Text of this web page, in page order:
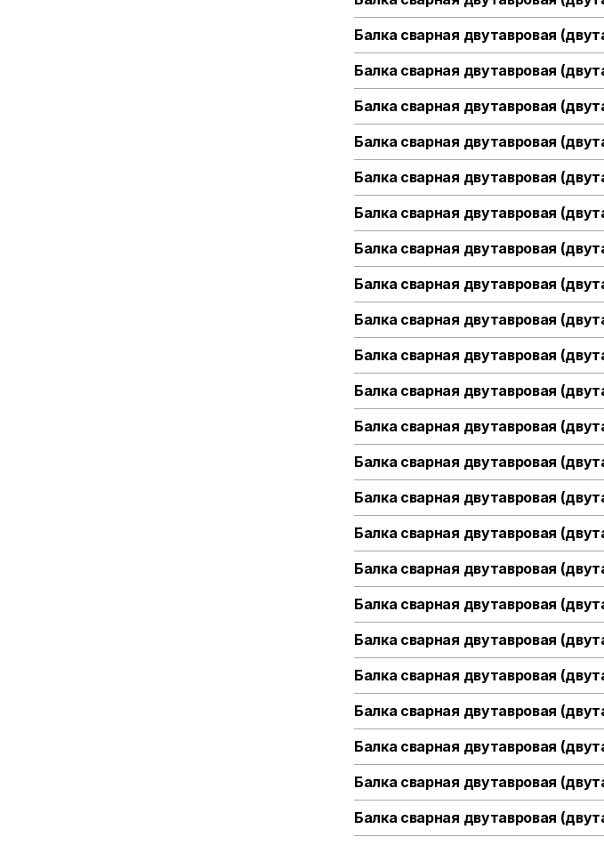
Балка сварная двутавровая
Балка сварная двутавровая
Балка сварная двутавровая
Балка сварная двутавровая
Балка сварная двутавровая
Балка сварная двутавровая
Балка сварная двутавровая
Балка сварная двутавровая
Балка сварная двутавровая
Балка сварная двутавровая
Балка сварная двутавровая
Балка сварная двутавровая
Балка сварная двутавровая
Балка сварная двутавровая
Балка сварная двутавровая
Балка сварная двутавровая
Балка сварная двутавровая
Балка сварная двутавровая
Балка сварная двутавровая
Балка сварная двутавровая
Балка сварная двутавровая
Балка сварная двутавровая
Балка сварная двутавровая